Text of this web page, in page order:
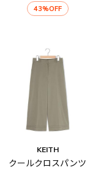
43%OFF
KEITH
クールクロスパンツ